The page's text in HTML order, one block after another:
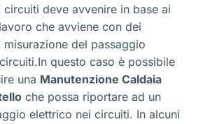
deve avvenire in base ai
che avviene con dei
del passaggio
questo caso è possibile
una Manutenzione Caldaia
che possa riportare ad un
elettrico nei circuiti. In alcuni